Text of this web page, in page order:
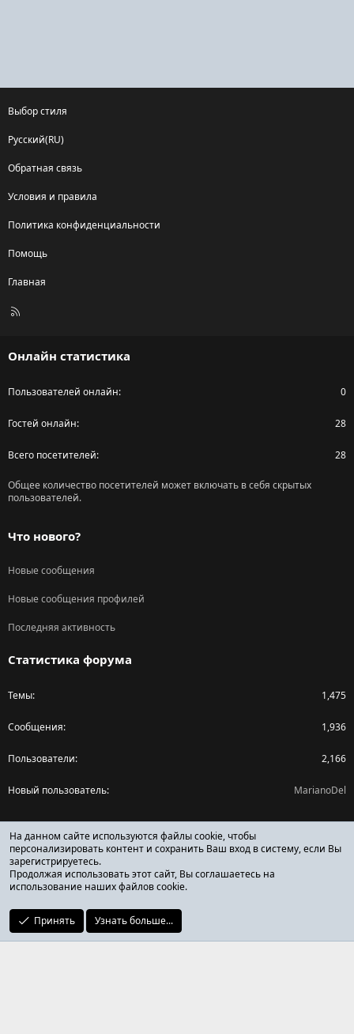
Выбор стиля
Русский(RU)
Обратная связь
Условия и правила
Политика конфиденциальности
Помощь
Главная
R
Онлайн статистика
Пользователей онлайн 0
Гостей онлайн 28
Всего посетителей 28
Общее количество посетителей может включать в себя скрытых
пользователей.
Что нового?
Новые сообщения
Новые сообщения профилей
Последняя активность
Статистика форума
Темы 1,475
Сообщения 1,936
Пользователи 2,166
Новый пользователь MarianoDel
Поделиться страницей
Facebook
X (Twitter)
Reddit
ОТЗЫВЫ ОНЛАЙН ФОРУМ
На данном сайте используются файлы cookie, чтобы
персонализировать контент и сохранить Ваш вход в систему, если Вы
зарегистрируетесь.
Продолжая использовать этот сайт, Вы соглашаетесь на
использование наших файлов cookie.
Принять Узнать больше...